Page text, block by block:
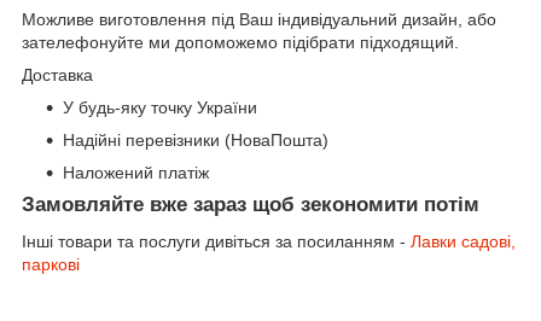
Можливе виготовлення під Ваш індивідуальний дизайн, або
зателефонуйте ми допоможемо підібрати підходящий.
Доставка
У будь-яку точку України
Надійні перевізники (НоваПошта)
Наложений платіж
Замовляйте вже зараз щоб зекономити потім
Інші товари та послуги дивіться за посиланням - Лавки садові,
паркові